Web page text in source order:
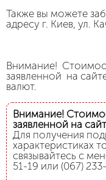
Также вы можете
адресу г. Киев, ул.
Внимание!
заявленной на
валют.
Внимание!
заявленной на
Для получения
характеристиках
связывайтесь с
51-19 или (067)